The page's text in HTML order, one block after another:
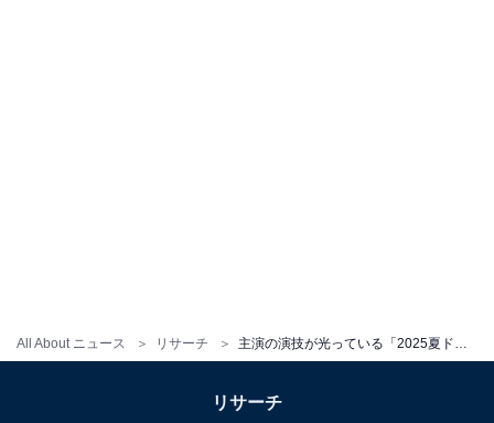
All About ニュース リサーチ
支えてる感じが素敵です」（30代女性／埼玉県）などの
意見が寄せられました。
リサーチ